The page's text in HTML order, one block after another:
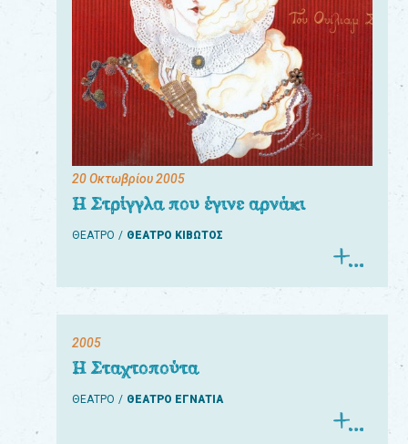
20 Οκτωβρίου 2005
Η Στρίγγλα που έγινε αρνάκι
ΘΕΑΤΡΟ ΘΕΑΤΡΟ ΚΙΒΩΤΟΣ
2005
Η Σταχτοπούτα
ΘΕΑΤΡΟ ΘΕΑΤΡΟ ΕΓΝΑΤΙΑ